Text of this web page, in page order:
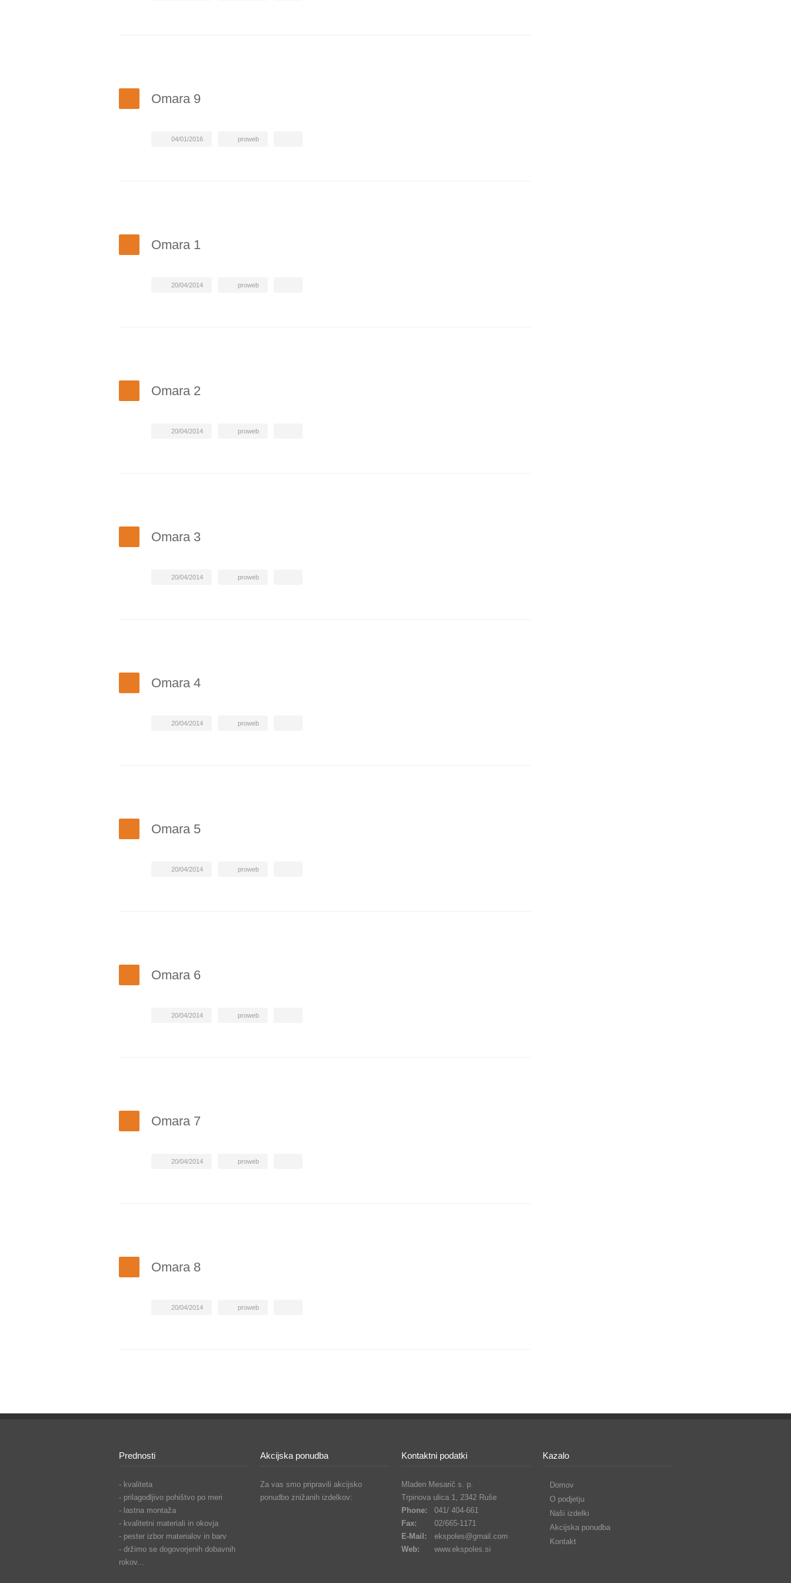
Omara 9
04/01/2016 proweb
Omara 1
20/04/2014 proweb
Omara 2
20/04/2014 proweb
Omara 3
20/04/2014 proweb
Omara 4
20/04/2014 proweb
Omara 5
20/04/2014 proweb
Omara 6
20/04/2014 proweb
Omara 7
20/04/2014 proweb
Omara 8
20/04/2014 proweb
Prednosti
- kvaliteta
- prilagodljivo pohištvo po meri
- lastna montaža
- kvalitetni materiali in okovja
- pester izbor materialov in barv
- držimo se dogovorjenih dobavnih
rokov...
Akcijska ponudba
Za vas smo pripravili akcijsko
ponudbo znižanih izdelkov:
Kontaktni podatki
Mladen Mesarič s. p.
Trpinova ulica 1, 2342 Ruše
Phone:
041/ 404-661
Fax:
02/665-1171
E-Mail:
ekspoles@gmail.com
Web:
www.ekspoles.si
Kazalo
Domov
O podjetju
Naši izdelki
Akcijska ponudba
Kontakt